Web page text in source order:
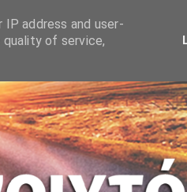
address and user-
of service,